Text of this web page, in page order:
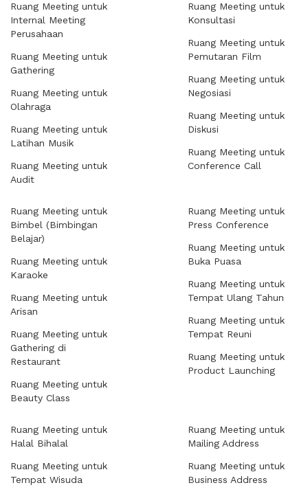
Ruang Meeting untuk
Internal Meeting
Perusahaan
Ruang Meeting untuk
Gathering
Ruang Meeting untuk
Olahraga
Ruang Meeting untuk
Latihan Musik
Ruang Meeting untuk
Audit
Ruang Meeting untuk
Konsultasi
Ruang Meeting untuk
Pemutaran Film
Ruang Meeting untuk
Negosiasi
Ruang Meeting untuk
Diskusi
Ruang Meeting untuk
Conference Call
Ruang Meeting untuk
Bimbel (Bimbingan
Belajar)
Ruang Meeting untuk
Karaoke
Ruang Meeting untuk
Arisan
Ruang Meeting untuk
Gathering di
Restaurant
Ruang Meeting untuk
Beauty Class
Ruang Meeting untuk
Press Conference
Ruang Meeting untuk
Buka Puasa
Ruang Meeting untuk
Tempat Ulang Tahun
Ruang Meeting untuk
Tempat Reuni
Ruang Meeting untuk
Product Launching
Ruang Meeting untuk
Halal Bihalal
Ruang Meeting untuk
Tempat Wisuda
Ruang Meeting untuk
Mailing Address
Ruang Meeting untuk
Business Address